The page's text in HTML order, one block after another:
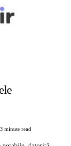
3 minute read